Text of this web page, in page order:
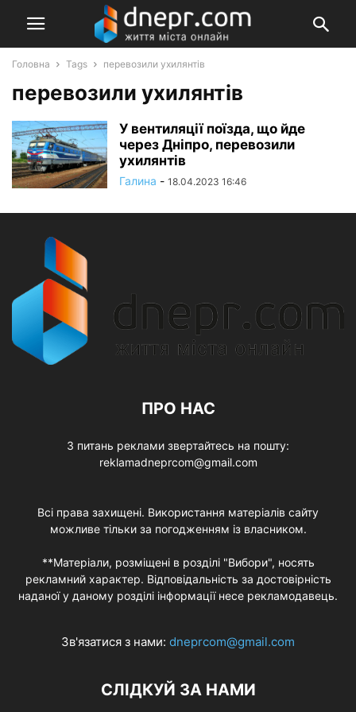
Головна Tags перевозили ухилянтів
перевозили ухилянтів
У вентиляції поїзда, що йде
через Дніпро, перевозили
ухилянтів
Галина - 18.04.2023 16:46
ПРО НАС
З питань реклами звертайтесь на пошту:
reklamadneprcom@gmail.com
Всі права захищені. Використання матеріалів сайту
можливе тільки за погодженням із власником.
**Матеріали, розміщені в розділі "Вибори", носять
рекламний характер. Відповідальність за достовірність
наданої у даному розділі інформації несе рекламодавець.
Зв'язатися з нами: dneprcom@gmail.com
СЛІДКУЙ ЗА НАМИ